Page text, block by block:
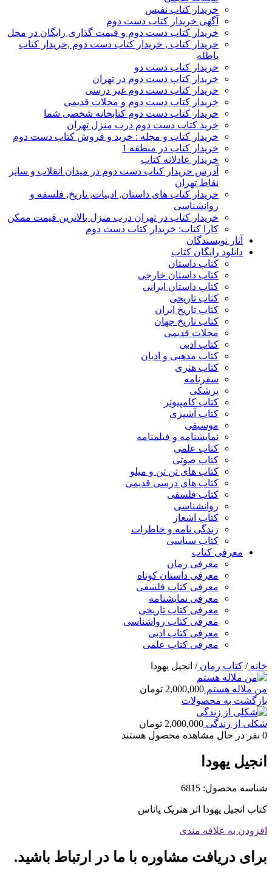
خریدار کتاب نفیس
آگهی خریدار کتاب دست دوم
خریدار کتاب دست دوم و قیمت گذاری رایگان در محل
خریدار کتاب , خریدار کتاب دست دوم ,خریدار کتاب
باطله
خریدار کتاب دست دو
خریدار کتاب دست دوم در تهران
خریدار کتاب دست دوم غیر درسی
خریدار کتاب دست دوم و مجلات قدیمی
خریدار کتاب دست دوم کتابخانه شخصی شما
خرید کتاب دست دوم درب منزل تهران
خریدار کتاب و مجله : خرید و فروش کتاب دست دوم
خریدار کتاب در منطقه 1
خریدار عادلانه کتاب
آدرس خریدار کتاب دست دوم در میدان انقلاب و سایر
نقاط تهران
خریدار کتاب های داستان, ادبیات, تاریخ, فلسفه و
روانشناسی
خریدار کتاب در تهران درب منزل بالاترین قیمت ممکن
کارا کتاب: خریدار کتاب دست دوم
آثار نویسندگان
دانلود رایگان کتاب
کتاب داستان
کتاب داستان خارجی
کتاب داستان ایرانی
کتاب تاریخی
کتاب تاریخ ایران
کتاب تاریخ جهان
مجلات قدیمی
کتاب ادبی
کتاب مذهبی و ادیان
کتاب هنری
سفرنامه
پزشکی
کتاب کامپیوتر
کتاب آشپزی
موسیقی
نمایشنامه و فیلمنامه
کتاب علمی
کتاب صوتی
کتاب های تن تن و میلو
کتاب های درسی قدیمی
کتاب فلسفی
روانشناسی
کتاب اشعار
زندگی نامه و خاطرات
کتاب سیاسی
معرفی کتاب
معرفی رمان
معرفی داستان کوتاه
معرفی کتاب فلسفی
معرفی نمایشنامه
معرفی کتاب تاریخی
معرفی کتاب رواشناسی
معرفی کتاب ادبی
معرفی کتاب علمی
خانه/ کتاب رمان/ انجیل یهودا
من ملاله هستم 2,000,000 تومان
بازگشت به محصولات
شکلی از زندگی 2,000,000 تومان
0 نفر در حال مشاهده محصول هستند
انجیل یهودا
شناسه محصول: 6815
کتاب انجیل یهودا اثر هنریک پاناس
افزودن به علاقه مندی
برای دریافت مشاوره با ما در ارتباط باشید.